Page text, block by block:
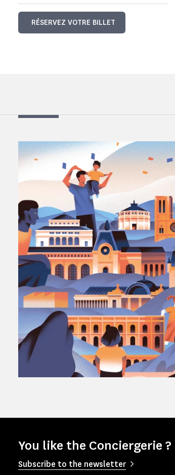
RÉSERVEZ VOTRE BILLET
You like the Conciergerie
Subscribe to the newsletter